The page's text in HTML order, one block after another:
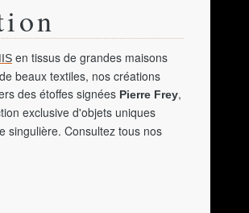
en tissus de grandes maisons
beaux textiles, nos créations
des étoffes signées Pierre Frey,
exclusive d'objets uniques
singulière. Consultez tous nos